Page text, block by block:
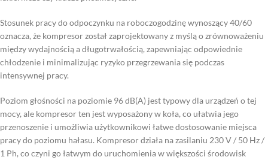
Stosunek pracy do odpoczynku na roboczogodzinę wynoszący 40/60
oznacza, że kompresor został zaprojektowany z myślą o zrównoważeniu
między wydajnością a długotrwałością, zapewniając odpowiednie
chłodzenie i minimalizując ryzyko przegrzewania się podczas
intensywnej pracy.
Poziom głośności na poziomie 96 dB(A) jest typowy dla urządzeń o tej
mocy, ale kompresor ten jest wyposażony w koła, co ułatwia jego
przenoszenie i umożliwia użytkownikowi łatwe dostosowanie miejsca
pracy do poziomu hałasu. Kompresor działa na zasilaniu 230 V / 50 Hz /
1 Ph, co czyni go łatwym do uruchomienia w większości środowisk